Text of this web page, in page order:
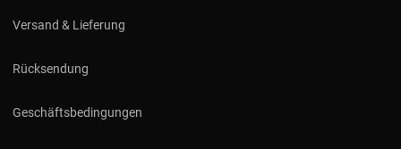
Versand & Lieferung
Rücksendung
Geschäftsbedingungen